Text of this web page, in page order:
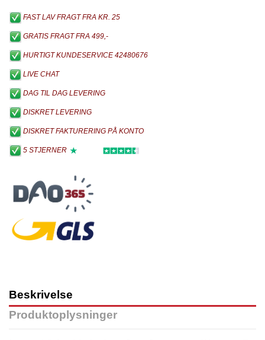
FAST LAV FRAGT FRA KR. 25
GRATIS FRAGT FRA 499,-
HURTIGT KUNDESERVICE 42480676
LIVE CHAT
DAG TIL DAG LEVERING
DISKRET LEVERING
DISKRET FAKTURERING PÅ KONTO
5 STJERNER
Beskrivelse
Produktoplysninger